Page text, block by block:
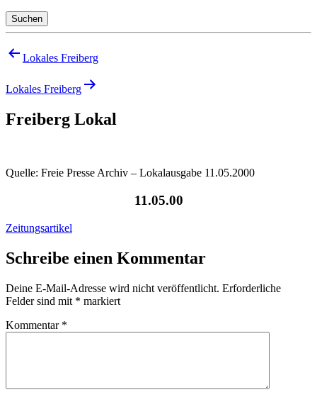
Suchen
Beitragsnavigation
Lokales Freiberg
Lokales Freiberg
Freiberg Lokal
Quelle: Freie Presse Archiv – Lokalausgabe 11.05.2000
11.05.00
Zeitungsartikel
Schreibe einen Kommentar
Deine E-Mail-Adresse wird nicht veröffentlicht. Erforderliche
Felder sind mit * markiert
Kommentar *